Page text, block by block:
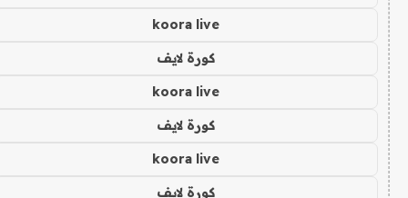
koora live
كورة لايف
koora live
كورة لايف
koora live
كورة لايف